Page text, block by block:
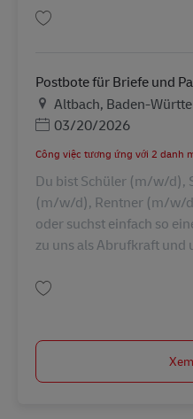
Postbote für Briefe und
Địa điểm
Altbach, Baden-
Posted Date
03/20/2026
Công việc tương ứng
Du bist Schüler (m/w/d),
(m/w/d), Rentner (m/w/
oder suchst einfach so
zu uns als Abrufkraft und